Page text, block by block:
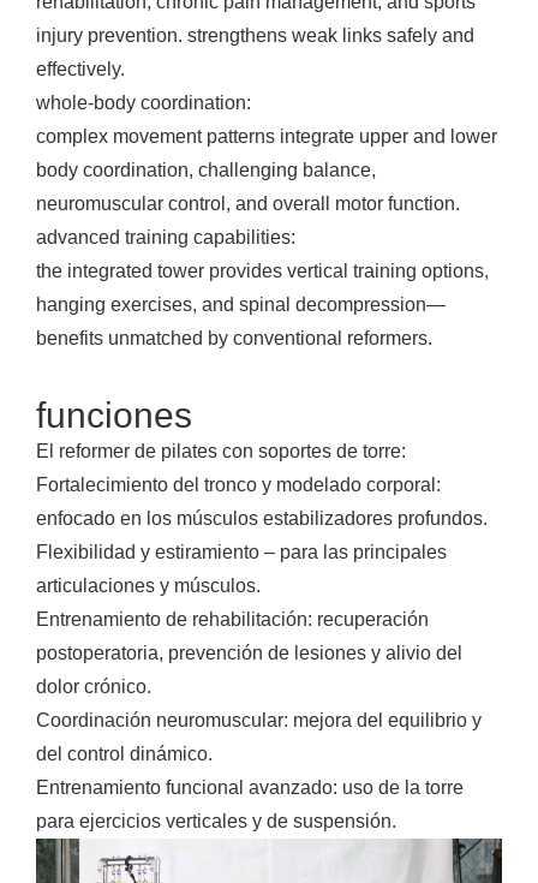
injury prevention. strengthens weak links safely and
effectively.
whole-body coordination:
complex movement patterns integrate upper and lower
body coordination, challenging balance,
neuromuscular control, and overall motor function.
advanced training capabilities:
the integrated tower provides vertical training options,
hanging exercises, and spinal decompression—
benefits unmatched by conventional reformers.
funciones
El reformer de pilates con soportes de torre:
Fortalecimiento del tronco y modelado corporal:
enfocado en los músculos estabilizadores profundos.
Flexibilidad y estiramiento – para las principales
articulaciones y músculos.
Entrenamiento de rehabilitación: recuperación
postoperatoria, prevención de lesiones y alivio del
dolor crónico.
Coordinación neuromuscular: mejora del equilibrio y
del control dinámico.
Entrenamiento funcional avanzado: uso de la torre
para ejercicios verticales y de suspensión.